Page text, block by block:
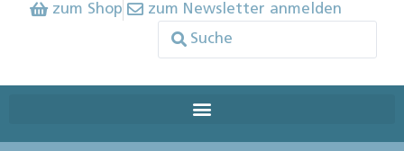
zum Shop zum Newsletter anmelden